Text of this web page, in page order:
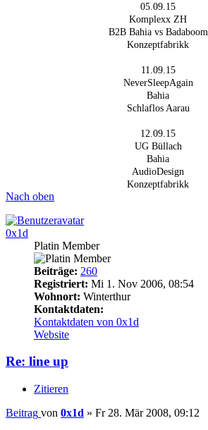
05.09.15
Komplexx ZH
B2B Bahia vs Badaboom
Konzeptfabrikk
11.09.15
NeverSleepAgain
Bahia
Schlaflos Aarau
12.09.15
UG Büllach
Bahia
AudioDesign
Konzeptfabrikk
Nach oben
0x1d
Platin Member
Beiträge: 260
Registriert: Mi 1. Nov 2006, 08:54
Wohnort: Winterthur
Kontaktdaten:
Kontaktdaten von 0x1d
Website
Re: line up
Zitieren
Beitrag von 0x1d » Fr 28. Mär 2008, 09:12